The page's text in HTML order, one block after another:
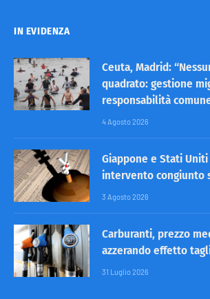
IN EVIDENZA
Ceuta, Madrid:
quadrato: gestione
responsabilità
4 Agosto 2026
Giappone e Stati
intervento congiunto
3 Agosto 2026
Carburanti, prezzo
azzerando effetto
31 Luglio 2026